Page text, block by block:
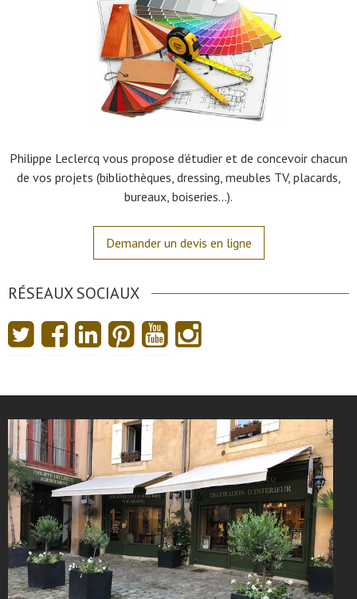
Philippe Leclercq vous propose d’étudier et de concevoir chacun
de vos projets (bibliothèques, dressing, meubles TV, placards,
bureaux, boiseries…).
Demander un devis en ligne
RÉSEAUX SOCIAUX